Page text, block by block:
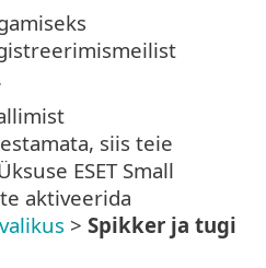
siis teie
ESET Small
aktiveerida
> Spikker ja tugi